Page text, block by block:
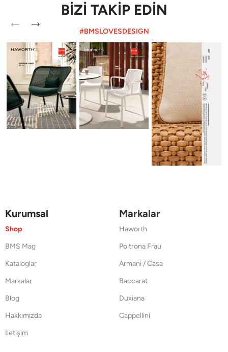
BİZİ TAKİP EDİN
#BMSLOVESDESIGN
Kurumsal
Shop
BMS Mag
Kataloglar
Markalar
Blog
Hakkımızda
İletişim
Markalar
Haworth
Poltrona Frau
Armani / Casa
Baccarat
Duxiana
Cappellini